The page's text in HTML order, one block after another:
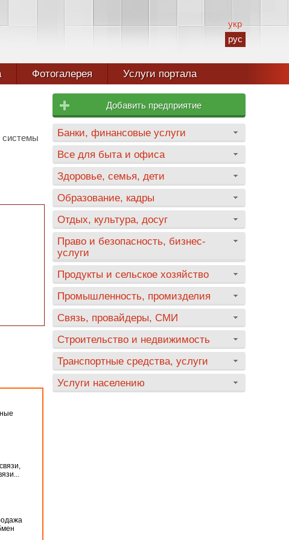
укр
рус
Фотогалерея Услуги портала
системы
Добавить предприятие
Банки, финансовые услуги
Все для быта и офиса
Здоровье, семья, дети
Образование, кадры
Отдых, культура, досуг
Право и безопасность, бизнес-
услуги
Продукты и сельское хозяйство
Промышленность, промизделия
Связь, провайдеры, СМИ
Строительство и недвижимость
Транспортные средства, услуги
Услуги населению